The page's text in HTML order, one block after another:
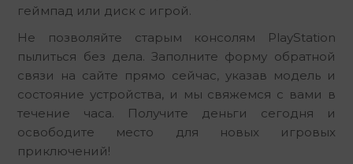
геймпад или диск с игрой.
Не позволяйте старым консолям PlayStation
пылиться без дела. Заполните форму обратной
связи на сайте прямо сейчас, указав модель и
состояние устройства, и мы свяжемся с вами в
течение часа. Получите деньги сегодня и
освободите место для новых игровых
приключений!